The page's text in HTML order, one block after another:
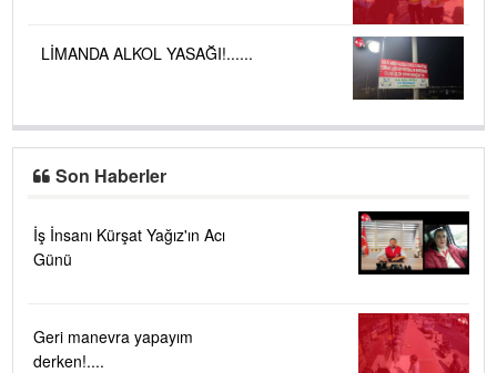
LİMANDA ALKOL YASAĞI!......
Son Haberler
İş İnsanı Kürşat Yağız'ın Acı
Günü
Geri manevra yapayım
derken!....